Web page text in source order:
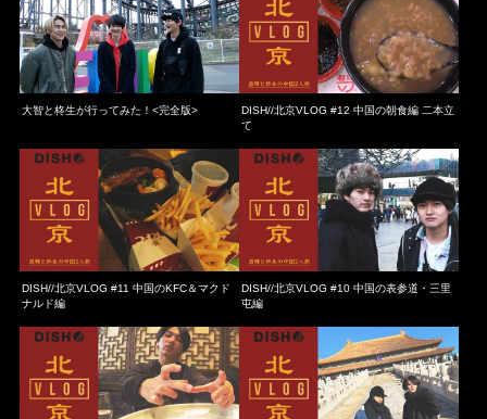
大智と柊生が行ってみた！<完全版>
DISH//北京VLOG #12 中国の朝食編 二本立
て
DISH//北京VLOG #11 中国のKFC＆マクド
ナルド編
DISH//北京VLOG #10 中国の表参道・三里
屯編